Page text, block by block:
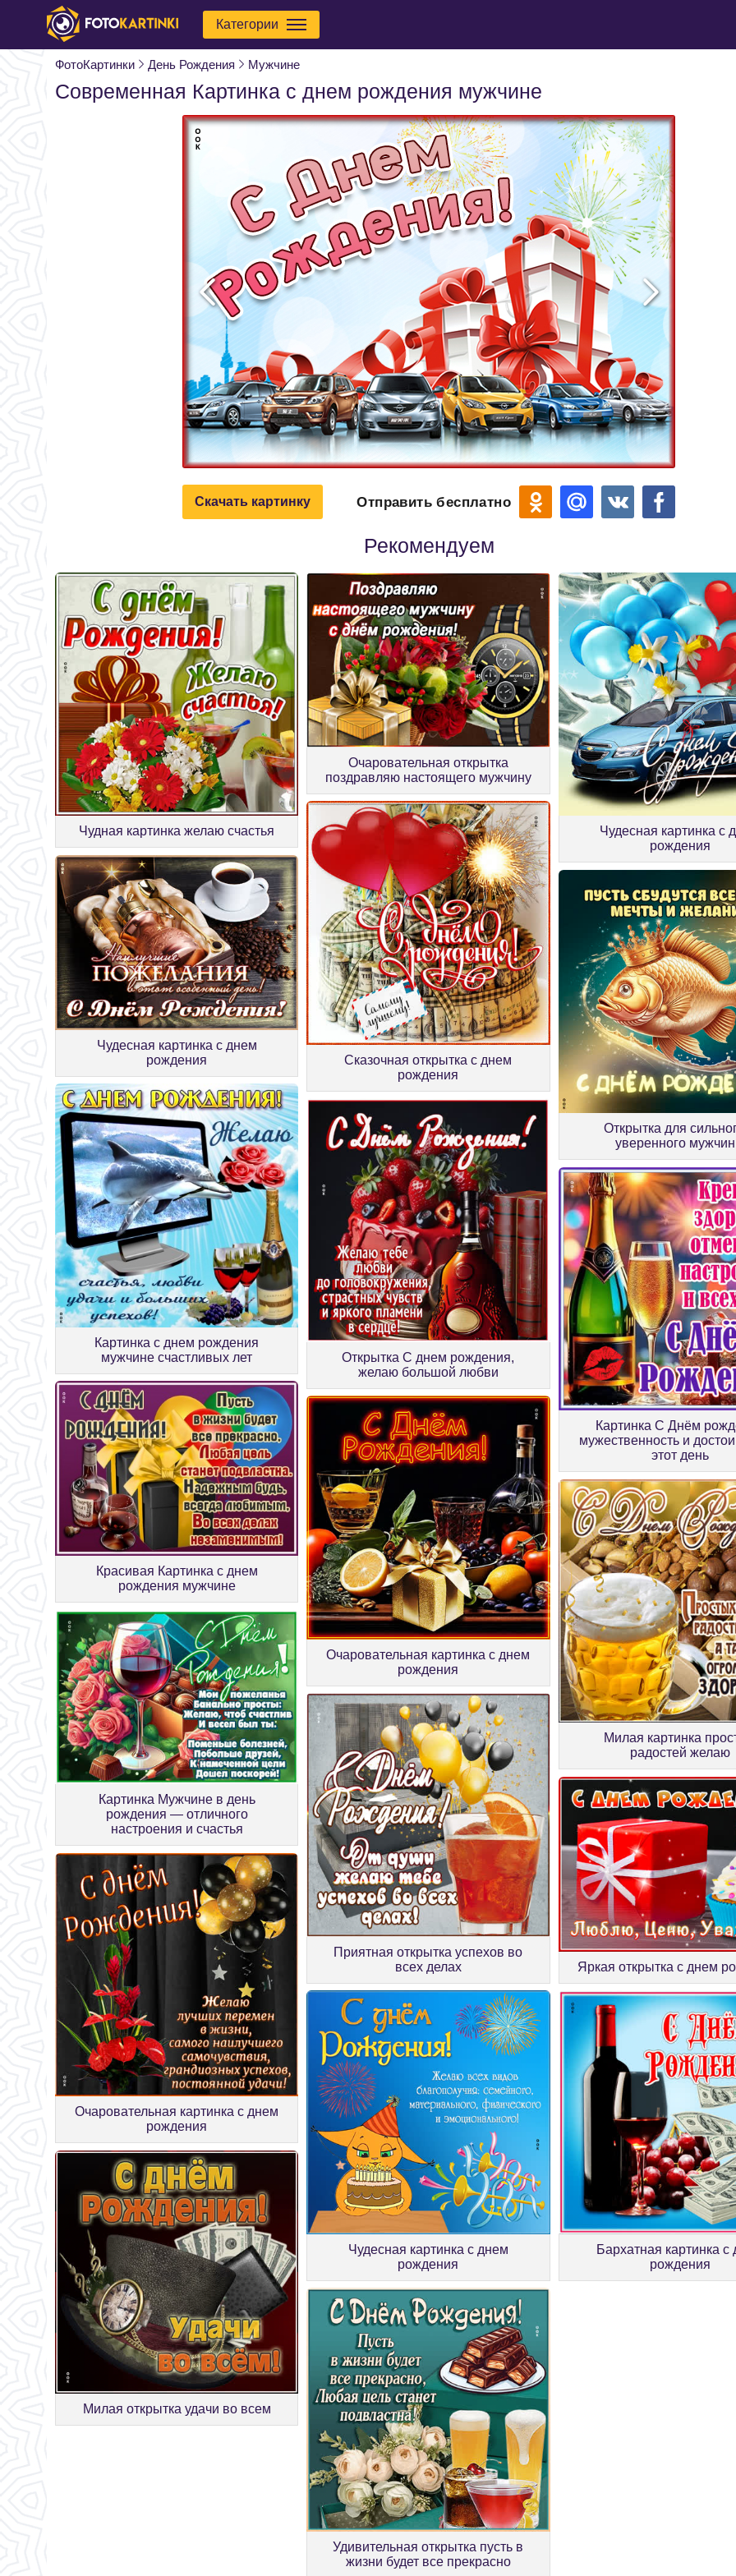
Категории
ФотоКартинки День Рождения Мужчине
Современная Картинка с днем рождения мужчине
Скачать картинку Отправить бесплатно
Рекомендуем
Чудная картинка желаю счастья
Очаровательная открытка
поздравляю настоящего мужчину
Чудесная картинка с
рождения
Чудесная картинка с днем
рождения
Сказочная открытка с днем
рождения
Oткрытка для
уверенного
Картинка с днем рождения
мужчине счастливых лет
Открытка С днем рождения,
желаю большой любви
Картинка С Днём
мужественность и
этот день
Красивая Картинка с днем
рождения мужчине
Очаровательная картинка с днем
рождения
Милая картинка
радостей желаю
Картинка Мужчине в день
рождения — отличного
настроения и счастья
Приятная открытка успехов во
всех делах
Яркая открытка с днем
Очаровательная картинка с днем
рождения
Чудесная картинка с днем
рождения
Бархатная картинка с
рождения
Милая открытка удачи во всем
Удивительная открытка пусть в
жизни будет все прекрасно